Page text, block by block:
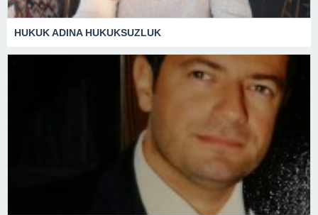
HUKUK ADINA HUKUKSUZLUK